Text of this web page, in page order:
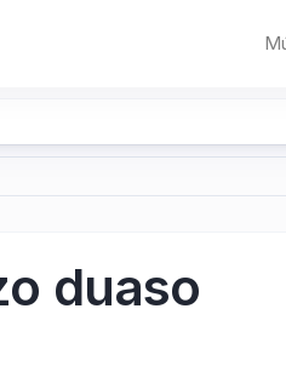
duaso